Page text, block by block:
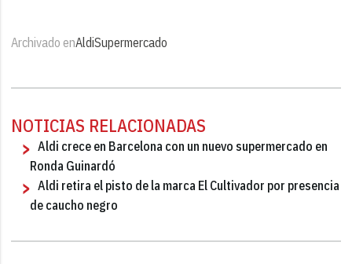
Archivado enAldiSupermercado
NOTICIAS RELACIONADAS
Aldi crece en Barcelona con un nuevo supermercado en
Ronda Guinardó
Aldi retira el pisto de la marca El Cultivador por presencia
de caucho negro